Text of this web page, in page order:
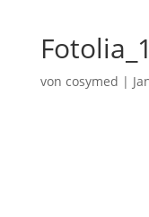
von cosymed |